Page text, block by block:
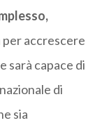
per accrescere
sarà capace di
di
sia